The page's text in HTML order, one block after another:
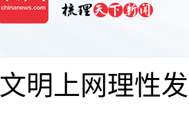
文明上网理性